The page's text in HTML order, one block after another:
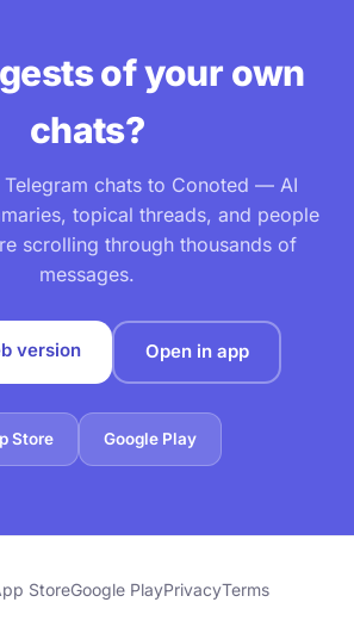
of your own
chats?
chats to Conoted — AI
topical threads, and people
scrolling through thousands of
messages.
version Open in app
Store Google Play
StoreGoogle PlayPrivacyTerms